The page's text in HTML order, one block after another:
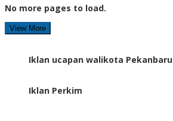
No more pages to load.
View More
Iklan ucapan walikota Pekanbaru
Iklan Perkim